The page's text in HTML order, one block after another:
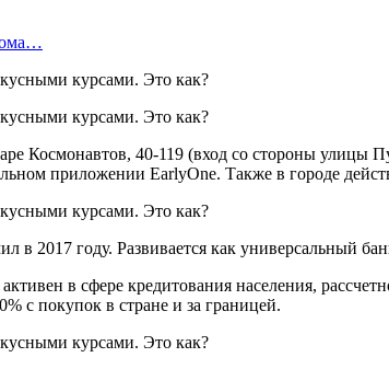
Космонавтов, 40-119 (вход со стороны
приложении EarlyOne. Также в городе
в 2017 году. Развивается как универсальный
в сфере кредитования населения,
с покупок в стране и за границей.